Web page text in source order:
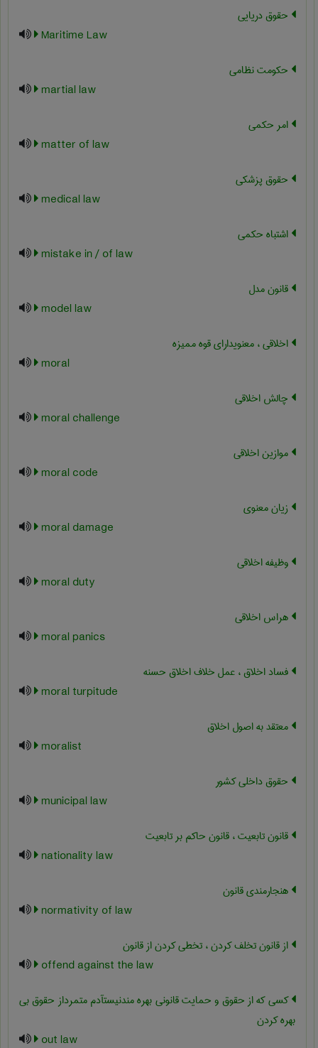
حقوق دریایی
Maritime Law
حکومت نظامی
martial law
امر حکمی
matter of law
حقوق پزشکی
medical law
اشتباه حکمی
mistake in / of law
قانون مدل
model law
اخلاقی ، معنویدارای قوه ممیزه
moral
چالش اخلاقی
moral challenge
موازین اخلاقی
moral code
زیان معنوی
moral damage
وظیفه اخلاقی
moral duty
هراس اخلاقی
moral panics
فساد اخلاق ، عمل خلاف اخلاق حسنه
moral turpitude
معتقد به اصول اخلاق
moralist
حقوق داخلی کشور
municipal law
قانون تابعیت ، قانون حاکم بر تابعیت
nationality law
هنجارمندی قانون
normativity of law
از قانون تخلف کردن ، تخطی کردن از قانون
offend against the law
کسی که از حقوق و حمایت قانونی بهره مندنیستآدم متمرداز حقوق بی
بهره کردن
out law